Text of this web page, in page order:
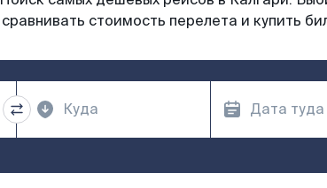
сравнивать стоимость перелета и купить